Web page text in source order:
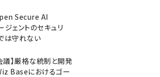
Secure AI
ジェントのセキュリ
は守れない
議】厳格な統制と開発
Baseにおけるゴー